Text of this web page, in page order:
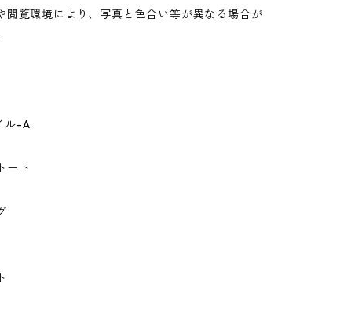
閲覧環境により、写真と色合い等が異なる場合が
ル-A
ート